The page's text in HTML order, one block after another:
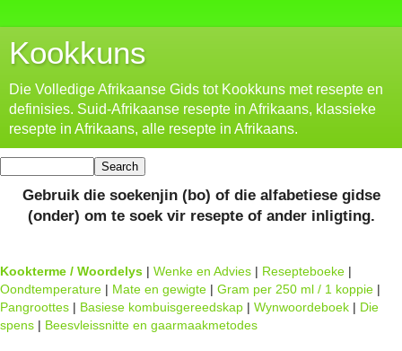
Kookkuns
Die Volledige Afrikaanse Gids tot Kookkuns met resepte en
definisies. Suid-Afrikaanse resepte in Afrikaans, klassieke
resepte in Afrikaans, alle resepte in Afrikaans.
Gebruik die soekenjin (bo) of die alfabetiese gidse
(onder) om te soek vir resepte of ander inligting.
Kookterme / Woordelys | Wenke en Advies | Resepteboeke |
Oondtemperature | Mate en gewigte | Gram per 250 ml / 1 koppie |
Pangroottes | Basiese kombuisgereedskap | Wynwoordeboek | Die
spens | Beesvleissnitte en gaarmaakmetodes